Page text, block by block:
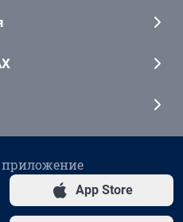
App Store